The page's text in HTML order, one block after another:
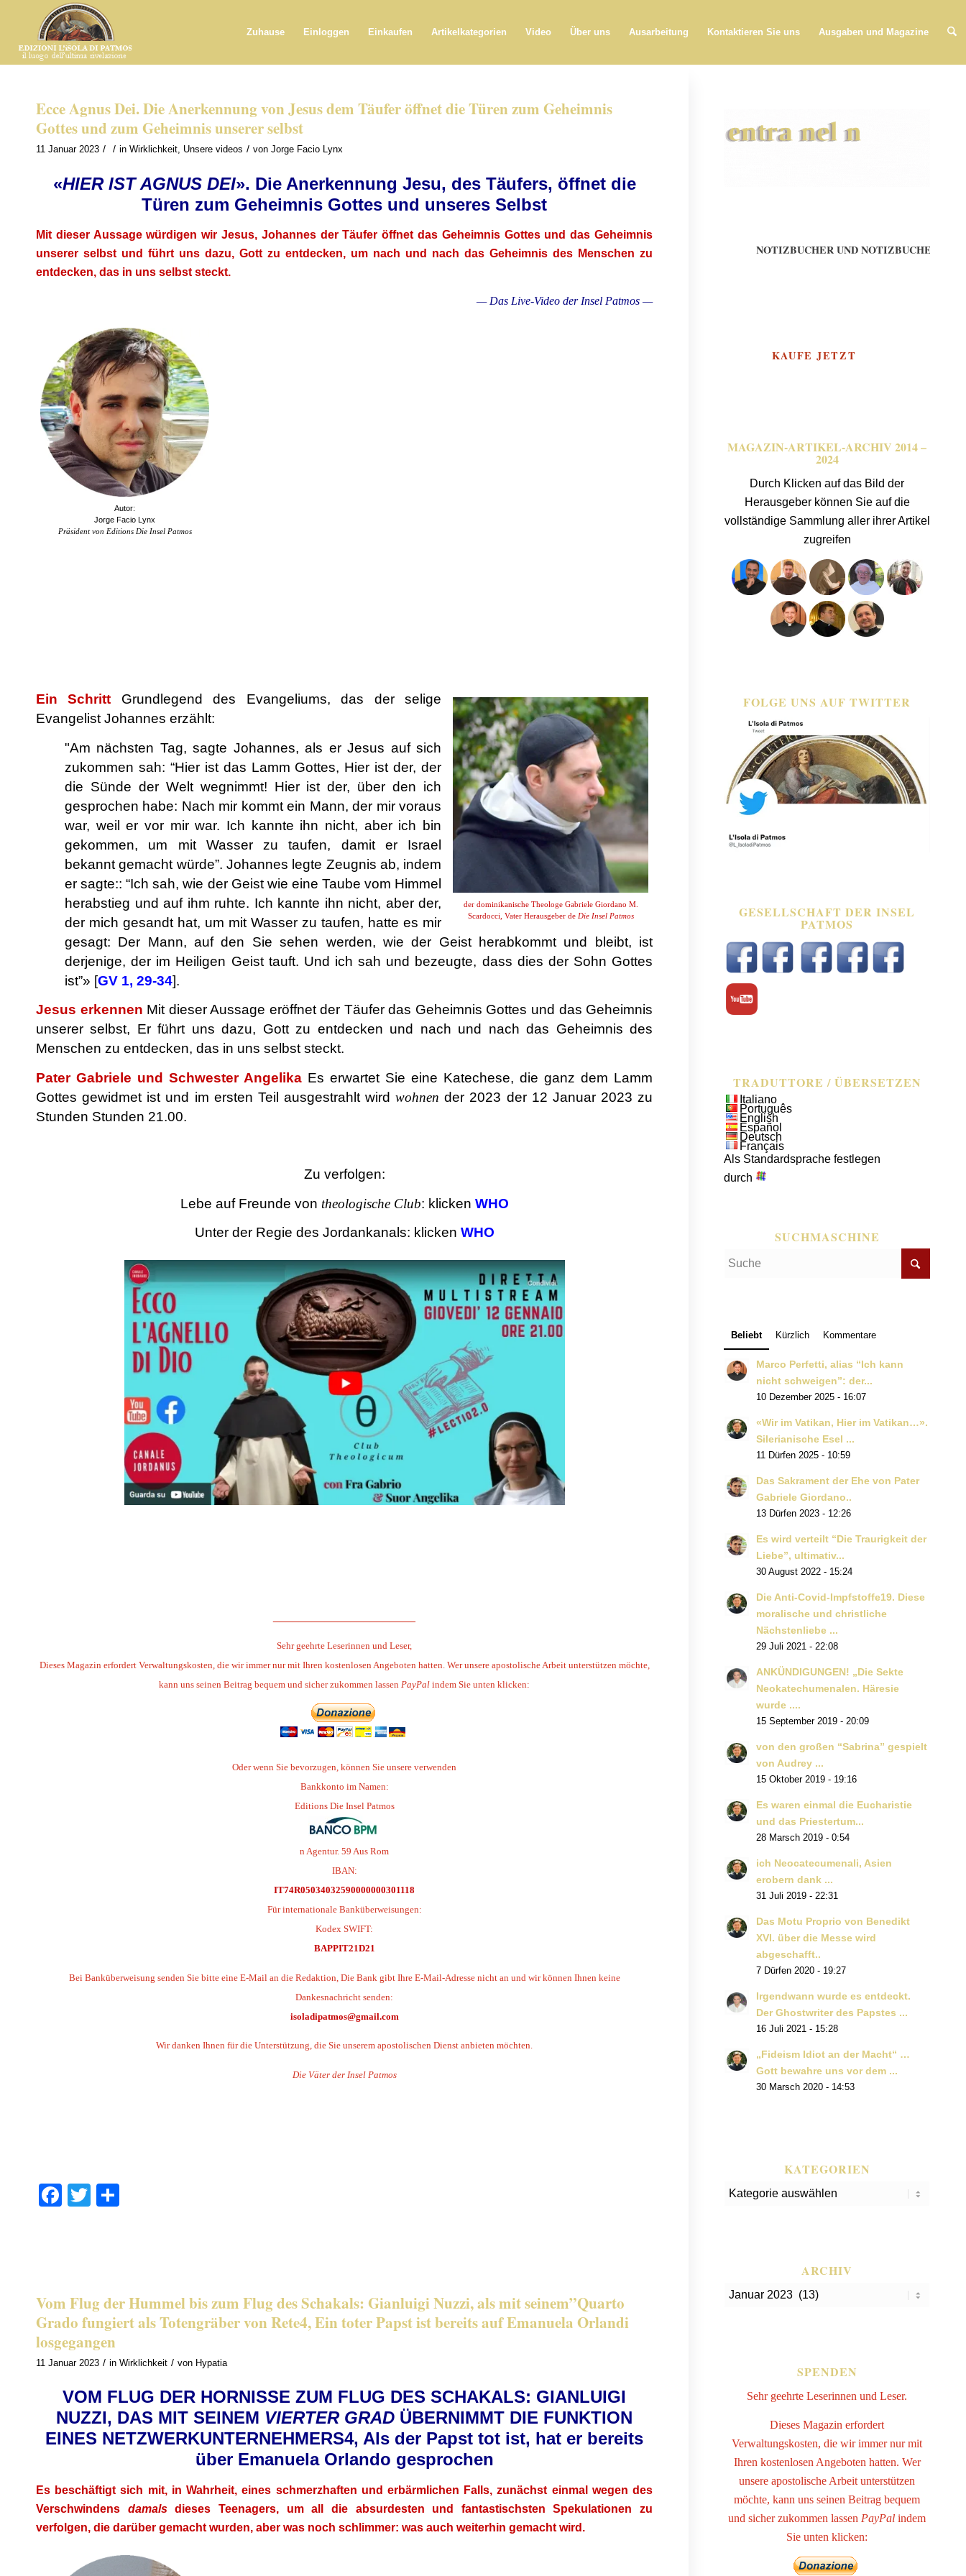
Zuhause Einloggen Einkaufen Artikelkategorien Video Über uns Ausarbeitung Kontaktieren Sie uns Ausgaben und Magazine
Ecce Agnus Dei. Die Anerkennung von Jesus dem Täufer öffnet die Türen zum Geheimnis
Gottes und zum Geheimnis unserer selbst
11 Januar 2023 / / in Wirklichkeit, Unsere videos / von Jorge Facio Lynx
«HIER IST AGNUS DEI». Die Anerkennung Jesu, des Täufers, öffnet die
Türen zum Geheimnis Gottes und unseres Selbst
Mit dieser Aussage würdigen wir Jesus, Johannes der Täufer öffnet das Geheimnis Gottes und das Geheimnis
unserer selbst und führt uns dazu, Gott zu entdecken, um nach und nach das Geheimnis des Menschen zu
entdecken, das in uns selbst steckt.
— Das Live-Video der Insel Patmos —
Autor:
Jorge Facio Lynx
Präsident von Editions Die Insel Patmos
der dominikanische Theologe Gabriele Giordano M.
Scardocci, Vater Herausgeber de Die Insel Patmos
Ein Schritt Grundlegend des Evangeliums, das der selige
Evangelist Johannes erzählt:
"Am nächsten Tag, sagte Johannes, als er Jesus auf sich
zukommen sah: “Hier ist das Lamm Gottes, Hier ist der, der
die Sünde der Welt wegnimmt! Hier ist der, über den ich
gesprochen habe: Nach mir kommt ein Mann, der mir voraus
war, weil er vor mir war. Ich kannte ihn nicht, aber ich bin
gekommen, um mit Wasser zu taufen, damit er Israel
bekannt gemacht würde”. Johannes legte Zeugnis ab, indem
er sagte:: “Ich sah, wie der Geist wie eine Taube vom Himmel
herabstieg und auf ihm ruhte. Ich kannte ihn nicht, aber der,
der mich gesandt hat, um mit Wasser zu taufen, hatte es mir
gesagt: Der Mann, auf den Sie sehen werden, wie der Geist herabkommt und bleibt, ist
derjenige, der im Heiligen Geist tauft. Und ich sah und bezeugte, dass dies der Sohn Gottes
ist”» [GV 1, 29-34].
Jesus erkennen Mit dieser Aussage eröffnet der Täufer das Geheimnis Gottes und das Geheimnis
unserer selbst, Er führt uns dazu, Gott zu entdecken und nach und nach das Geheimnis des
Menschen zu entdecken, das in uns selbst steckt.
Pater Gabriele und Schwester Angelika Es erwartet Sie eine Katechese, die ganz dem Lamm
Gottes gewidmet ist und im ersten Teil ausgestrahlt wirdwohnen der 2023 der 12 Januar 2023 zu
Stunden Stunden 21.00.
Zu verfolgen:
Lebe auf Freunde von theologische Club: klicken WHO
Unter der Regie des Jordankanals: klicken WHO
Sehr geehrte Leserinnen und Leser,
Dieses Magazin erfordert Verwaltungskosten, die wir immer nur mit Ihren kostenlosen Angeboten hatten. Wer unsere apostolische Arbeit unterstützen möchte,
kann uns seinen Beitrag bequem und sicher zukommen lassen PayPal indem Sie unten klicken:
Oder wenn Sie bevorzugen, können Sie unsere verwenden
Bankkonto im Namen:
Editions Die Insel Patmos
n Agentur. 59 Aus Rom
IBAN:
IT74R05034032590000000301118
Für internationale Banküberweisungen:
Kodex SWIFT:
BAPPIT21D21
Bei Banküberweisung senden Sie bitte eine E-Mail an die Redaktion, Die Bank gibt Ihre E-Mail-Adresse nicht an und wir können Ihnen keine
Dankesnachricht senden:
isoladipatmos@gmail.com
Wir danken Ihnen für die Unterstützung, die Sie unserem apostolischen Dienst anbieten möchten.
Die Väter der Insel Patmos
Facebook
Twitter
Vom Flug der Hummel bis zum Flug des Schakals: Gianluigi Nuzzi, als mit seinem”Quarto
Grado fungiert als Totengräber von Rete4, Ein toter Papst ist bereits auf Emanuela Orlandi
losgegangen
11 Januar 2023 / in Wirklichkeit / von Hypatia
VOM FLUG DER HORNISSE ZUM FLUG DES SCHAKALS: GIANLUIGI
NUZZI, DAS MIT SEINEM VIERTER GRAD ÜBERNIMMT DIE FUNKTION
EINES NETZWERKUNTERNEHMERS4, Als der Papst tot ist, hat er bereits
über Emanuela Orlando gesprochen
Es beschäftigt sich mit, in Wahrheit, eines schmerzhaften und erbärmlichen Falls, zunächst einmal wegen des
Verschwindens damalsdieses Teenagers, um all die absurdesten und fantastischsten Spekulationen zu
verfolgen, die darüber gemacht wurden, aber was noch schlimmer: was auch weiterhin gemacht wird.
KAUFE JETZT
DER WEG DER DREI SCHLÜSSEL
MAGAZIN-ARTIKEL-ARCHIV 2014 –
2024
Durch Klicken auf das Bild der
Herausgeber können Sie auf die
vollständige Sammlung aller ihrer Artikel
zugreifen
FOLGE UNS AUF TWITTER
GESELLSCHAFT DER INSEL
PATMOS
TRADUTTORE / ÜBERSETZEN
Italiano
Português
English
Español
Deutsch
Français
Als Standardsprache festlegen
durch
SUCHMASCHINE
Beliebt Kürzlich Kommentare
Marco Perfetti, alias “Ich kann
nicht schweigen”: der...
10 Dezember 2025 - 16:07
«Wir im Vatikan, Hier im Vatikan…».
Silerianische Esel ...
11 Dürfen 2025 - 10:59
Das Sakrament der Ehe von Pater
Gabriele Giordano..
13 Dürfen 2023 - 12:26
Es wird verteilt “Die Traurigkeit der
Liebe”, ultimativ...
30 August 2022 - 15:24
Die Anti-Covid-Impfstoffe19. Diese
moralische und christliche
Nächstenliebe ...
29 Juli 2021 - 22:08
ANKÜNDIGUNGEN! „Die Sekte
Neokatechumenalen. Häresie
wurde ....
15 September 2019 - 20:09
von den großen “Sabrina” gespielt
von Audrey ...
15 Oktober 2019 - 19:16
Es waren einmal die Eucharistie
und das Priestertum...
28 Marsch 2019 - 0:54
ich Neocatecumenali, Asien
erobern dank ...
31 Juli 2019 - 22:31
Das Motu Proprio von Benedikt
XVI. über die Messe wird
abgeschafft..
7 Dürfen 2020 - 19:27
Irgendwann wurde es entdeckt.
Der Ghostwriter des Papstes ...
16 Juli 2021 - 15:28
„Fideism Idiot an der Macht“ …
Gott bewahre uns vor dem ...
30 Marsch 2020 - 14:53
KATEGORIEN
Kategorien
ARCHIV
SPENDEN
Sehr geehrte Leserinnen und Leser.
Dieses Magazin erfordert
Verwaltungskosten, die wir immer nur mit
Ihren kostenlosen Angeboten hatten. Wer
unsere apostolische Arbeit unterstützen
möchte, kann uns seinen Beitrag bequem
und sicher zukommen lassen PayPal indem
Sie unten klicken: